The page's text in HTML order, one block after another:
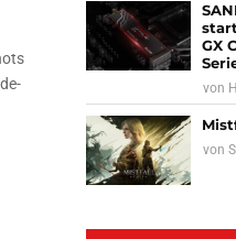
GX
von
von